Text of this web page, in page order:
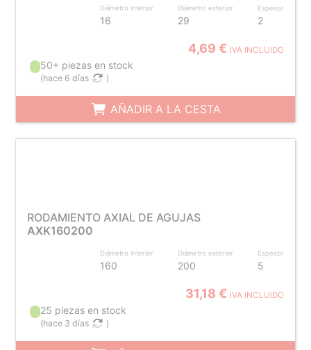
Diámetro interior
16
Diámetro exterior
29
Espesor
2
4,69 € IVA INCLUIDO
50+ piezas en stock
(hace 6 días )
AÑADIR A LA CESTA
RODAMIENTO AXIAL DE AGUJAS
AXK160200
Diámetro interior
160
Diámetro exterior
200
Espesor
5
31,18 € IVA INCLUIDO
25 piezas en stock
(hace 3 días )